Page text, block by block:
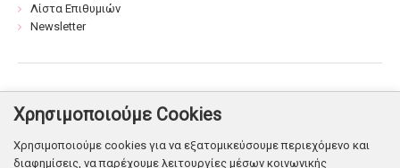
Λίστα Επιθυμιών
Newsletter
Χρησιμοποιούμε Cookies
Χρησιμοποιούμε cookies για να εξατομικεύσουμε περιεχόμενο και
διαφημίσεις, να παρέχουμε λειτουργίες μέσων κοινωνικής